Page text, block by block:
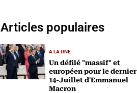
Articles populaires
A LA UNE
Un défilé "massif" et
européen pour le dernier
14-Juillet d'Emmanuel
Macron